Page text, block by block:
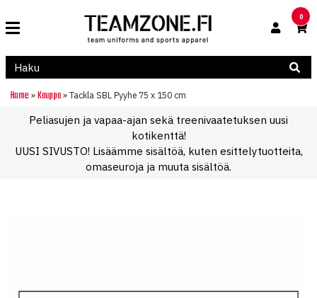
0
Home » Kauppa » Tackla SBL Pyyhe 75 x 150 cm
Peliasujen ja vapaa-ajan sekä treenivaatetuksen uusi
kotikenttä!
UUSI SIVUSTO! Lisäämme sisältöä, kuten esittelytuotteita,
omaseuroja ja muuta sisältöä.